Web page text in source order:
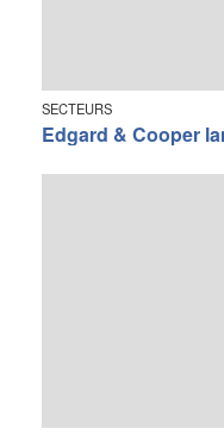
SECTEURS
Edgard & Cooper